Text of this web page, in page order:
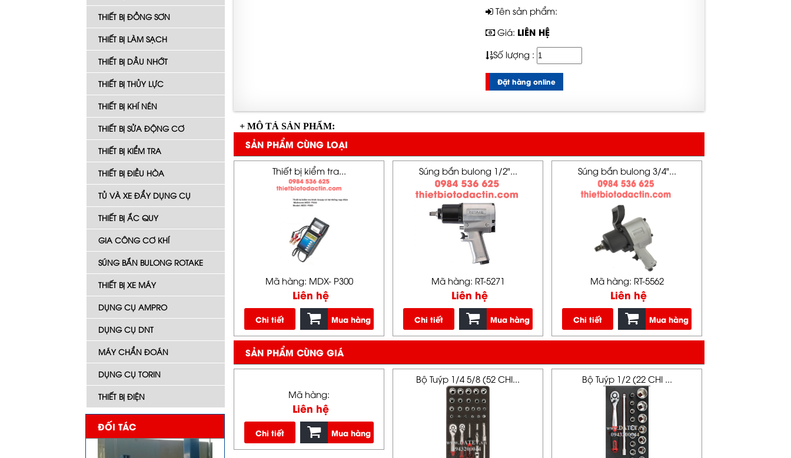
THIẾT BỊ ĐỒNG SƠN
THIẾT BỊ LÀM SẠCH
THIẾT BỊ DẦU NHỚT
THIẾT BỊ THỦY LỰC
THIẾT BỊ KHÍ NÉN
THIẾT BỊ SỬA ĐỘNG CƠ
THIẾT BỊ KIỂM TRA
THIẾT BỊ ĐIỀU HÒA
TỦ VÀ XE ĐẨY DỤNG CỤ
THIẾT BỊ ẮC QUY
GIA CÔNG CƠ KHÍ
SÚNG BẮN BULONG ROTAKE
THIẾT BỊ XE MÁY
DỤNG CỤ AMPRO
DỤNG CỤ DNT
MÁY CHẨN ĐOÁN
DỤNG CỤ TORIN
THIẾT BỊ ĐIỆN
ĐỐI TÁC
Tên sản phẩm:
Giá: LIÊN HỆ
Số lượng :
Đặt hàng online
+ MÔ TẢ SẢN PHẨM:
SẢN PHẨM CÙNG LOẠI
Thiết bị kiểm tra...
Mã hàng: MDX- P300
Liên hệ
Chi tiết Mua hàng
Súng bắn bulong 1/2"...
Mã hàng: RT-5271
Liên hệ
Chi tiết Mua hàng
Súng bắn bulong 3/4"...
Mã hàng: RT-5562
Liên hệ
Chi tiết Mua hàng
SẢN PHẨM CÙNG GIÁ
Mã hàng:
Liên hệ
Chi tiết Mua hàng
Bộ Tuýp 1/4 5/8 (52 CHI... Bộ Tuýp 1/2 (22 CHI ...